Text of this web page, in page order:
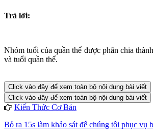
Trả lời:
Nhóm tuổi của quần thể được phân chia
và tuổi quần thể.
Click vào đây để xem toàn bộ nội dung bài viết
Click vào đây để xem toàn bộ nội dung bài viết
Kiến Thức Cơ Bản
Bỏ ra 15s làm khảo sát để chúng tôi phục vụ